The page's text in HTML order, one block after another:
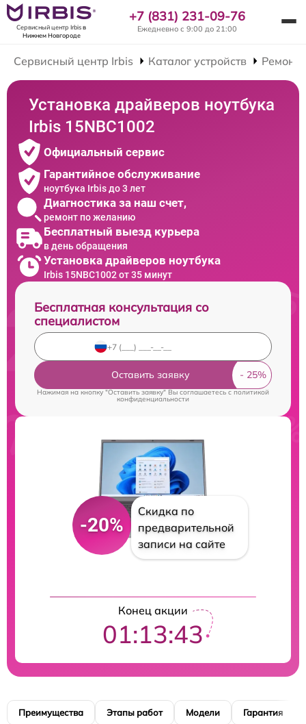
Сервисный центр Irbisв
Нижнем Новгороде
+7 (831) 231-09-76
Ежедневно с 9:00 до 21:00
Сервисный центр Irbis Каталог устройств Ремонт
Установка драйверов ноутбука
Irbis 15NBC1002
Официальный сервис
Гарантийное обслуживание
ноутбука Irbis до 3 лет
Диагностика за наш счет,
ремонт по желанию
Бесплатный выезд курьера
в день обращения
Установка драйверов ноутбука
Irbis 15NBC1002 от 35 минут
Бесплатная консультация со
специалистом
Оставить заявку
Нажимая на кнопку "Оставить заявку" Вы соглашаетесь c политикой
конфиденциальности
-20%
Скидка по
предварительной
записи на сайте
Конец акции
01:13:42
Преимущества Этапы работ Модели Гарантия